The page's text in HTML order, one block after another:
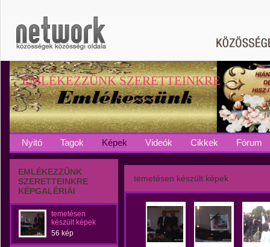
EMLÉKEZZÜNK SZERETTEINKRE
Nyitó Tagok Képek Videók Cikkek Fórum
EMLÉKEZZÜNK
SZERETTEINKRE
KÉPGALÉRIÁI
temetésen
készült képek
56 kép
temetésen készült képek